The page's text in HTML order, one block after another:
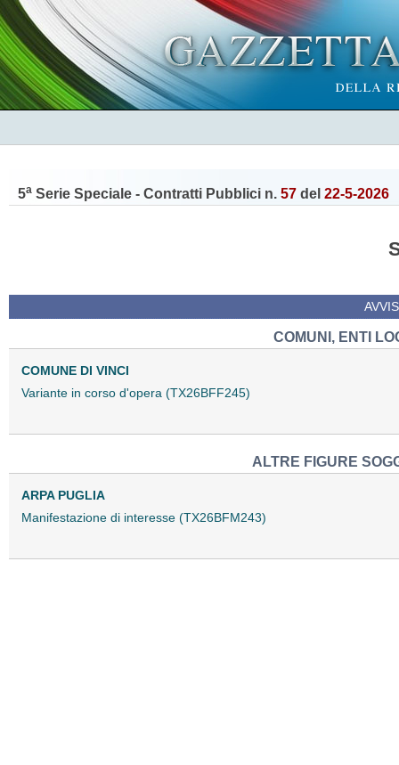
5a Serie Speciale - Contratti Pubblici n. 57 del 22-5-2026
COMUNI, ENTI
COMUNE DI VINCI
Variante in corso d'opera (TX26BFF245)
ALTRE FIGURE
ARPA PUGLIA
Manifestazione di interesse (TX26BFM243)